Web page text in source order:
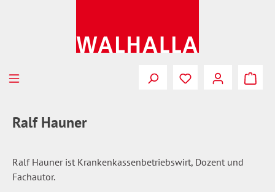
Du hast 0
Ralf Hauner
Ralf Hauner ist Krankenkassenbetriebswirt, Dozent und
Fachautor.